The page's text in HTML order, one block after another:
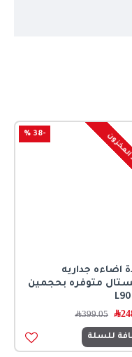
-38 %
اضاءه جداريه
متوفره بحجمين
﷼ 399.05﷼
للسلة